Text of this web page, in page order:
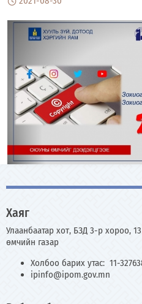
Хаяг
Улаанбаатар хот, БЗД 3-р хороо,
өмчийн газар
Холбоо барих утас: 11-
ipinfo@ipom.gov.mn